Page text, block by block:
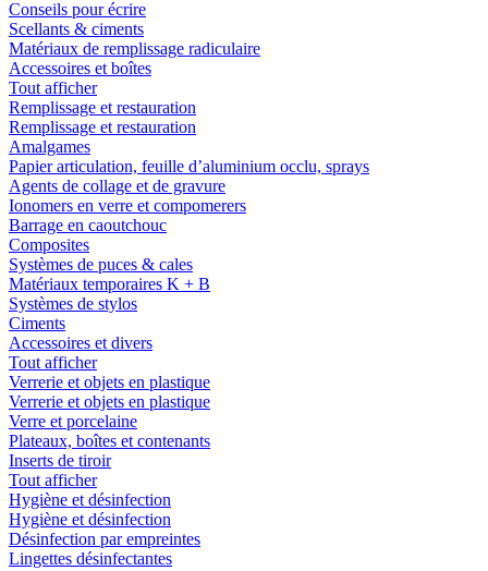
Conseils pour écrire
Scellants & ciments
Matériaux de remplissage radiculaire
Accessoires et boîtes
Tout afficher
Remplissage et restauration
Remplissage et restauration
Amalgames
Papier articulation, feuille d’aluminium occlu, sprays
Agents de collage et de gravure
Ionomers en verre et compomerers
Barrage en caoutchouc
Composites
Systèmes de puces & cales
Matériaux temporaires K + B
Systèmes de stylos
Ciments
Accessoires et divers
Tout afficher
Verrerie et objets en plastique
Verrerie et objets en plastique
Verre et porcelaine
Plateaux, boîtes et contenants
Inserts de tiroir
Tout afficher
Hygiène et désinfection
Hygiène et désinfection
Désinfection par empreintes
Lingettes désinfectantes